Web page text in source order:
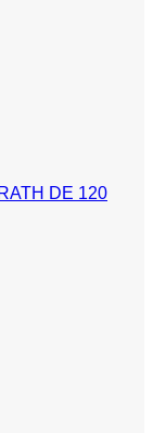
DE 120